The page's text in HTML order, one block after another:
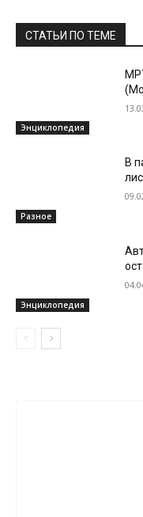
СТАТЬИ ПО ТЕМЕ
Энциклопедия
Разное
В
Энциклопедия